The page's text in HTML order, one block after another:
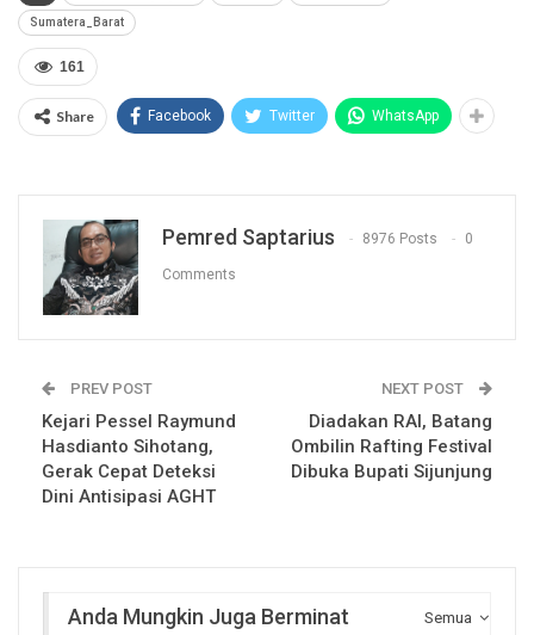
Sumatera_Barat
161
Share Facebook Twitter WhatsApp
Pemred Saptarius 8976 Posts 0
Comments
PREV POST
Kejari Pessel Raymund
Hasdianto Sihotang,
Gerak Cepat Deteksi
Dini Antisipasi AGHT
NEXT POST
Diadakan RAI, Batang
Ombilin Rafting Festival
Dibuka Bupati Sijunjung
Semua
Anda Mungkin Juga Berminat